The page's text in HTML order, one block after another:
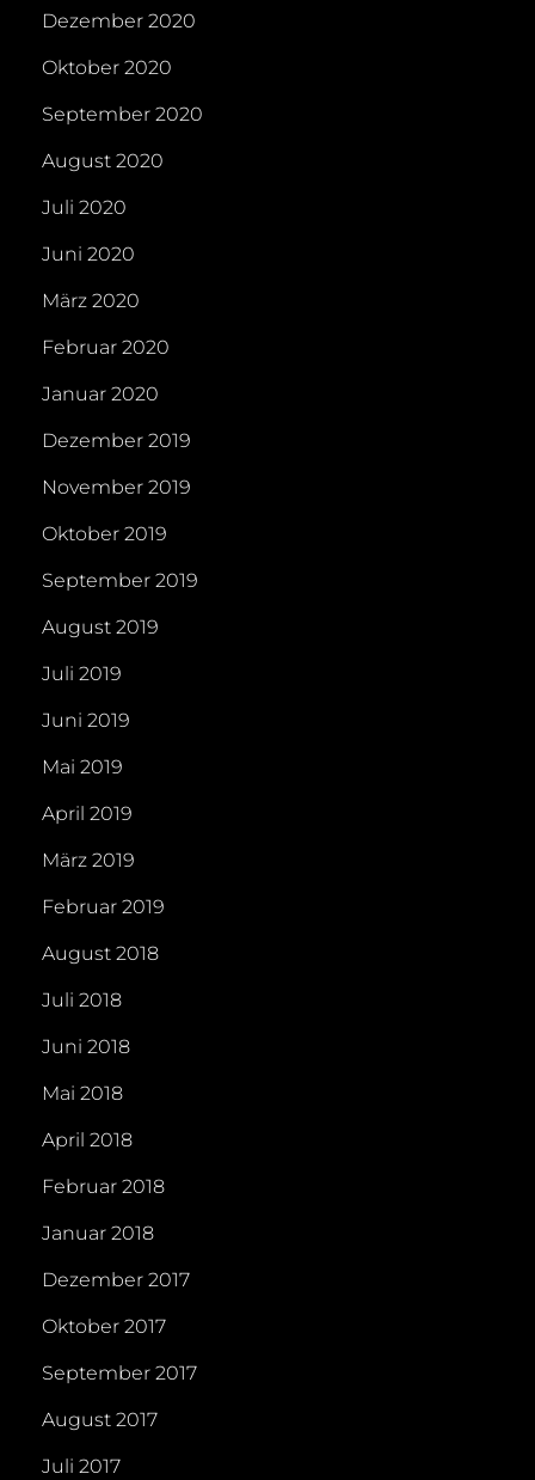
Dezember 2020
Oktober 2020
September 2020
August 2020
Juli 2020
Juni 2020
März 2020
Februar 2020
Januar 2020
Dezember 2019
November 2019
Oktober 2019
September 2019
August 2019
Juli 2019
Juni 2019
Mai 2019
April 2019
März 2019
Februar 2019
August 2018
Juli 2018
Juni 2018
Mai 2018
April 2018
Februar 2018
Januar 2018
Dezember 2017
Oktober 2017
September 2017
August 2017
Juli 2017